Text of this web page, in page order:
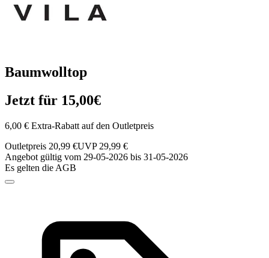
Baumwolltop
Jetzt für 15,00€
6,00 € Extra-Rabatt auf den Outletpreis
Outletpreis 20,99 €UVP 29,99 €
Angebot gültig vom 29-05-2026 bis 31-05-2026
Es gelten die AGB